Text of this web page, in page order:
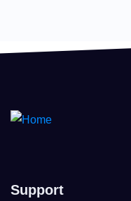
Support